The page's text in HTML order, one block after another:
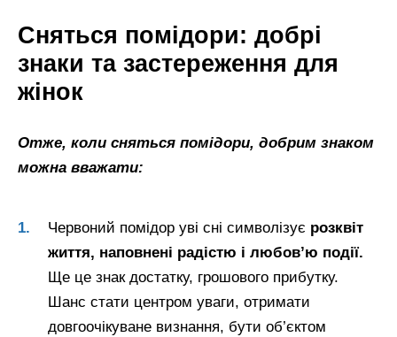
Сняться помідори: добрі
знаки та застереження для
жінок
Отже, коли сняться помідори, добрим знаком
можна вважати:
Червоний помідор уві сні символізує розквіт
життя, наповнені радістю і любов’ю події.
Ще це знак достатку, грошового прибутку.
Шанс стати центром уваги, отримати
довгоочікуване визнання, бути об’єктом